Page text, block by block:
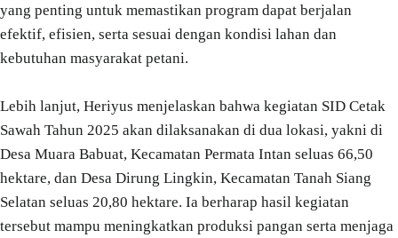
yang penting untuk memastikan program dapat berjalan
efektif, efisien, serta sesuai dengan kondisi lahan dan
kebutuhan masyarakat petani.
Lebih lanjut, Heriyus menjelaskan bahwa kegiatan SID Cetak
Sawah Tahun 2025 akan dilaksanakan di dua lokasi, yakni di
Desa Muara Babuat, Kecamatan Permata Intan seluas 66,50
hektare, dan Desa Dirung Lingkin, Kecamatan Tanah Siang
Selatan seluas 20,80 hektare. Ia berharap hasil kegiatan
tersebut mampu meningkatkan produksi pangan serta menjaga